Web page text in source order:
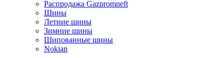
Распродажа Gazpromneft
Шины
Летние шины
Зимние шины
Шипованные шины
Nokian